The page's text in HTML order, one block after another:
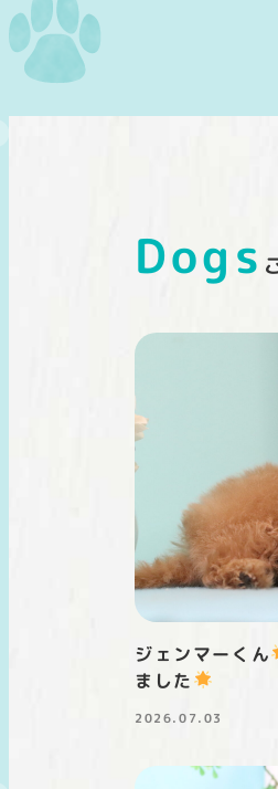
Dogs
ジェンマーくん
ました
投稿日
2026.07.03